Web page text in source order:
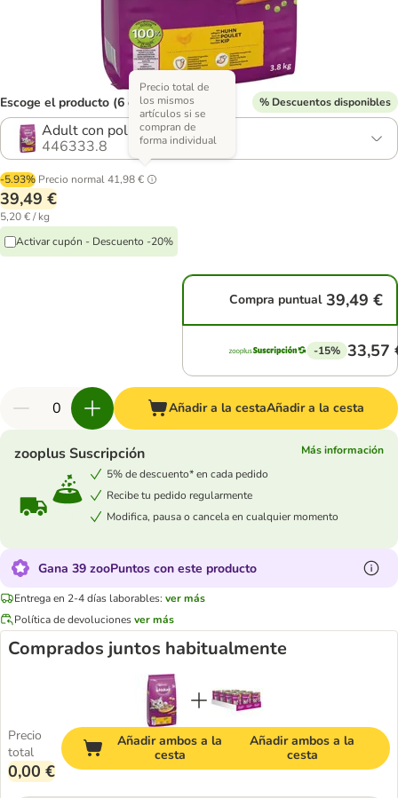
Escoge el producto (6 opciones) % Descuentos disponibles
Adult con pollo (2 x 3,8 kg)
446333.8
-5.93% Precio normal41,98 €
Precio total de
los mismos
artículos si se
compran de
forma individual
39,49 €
5,20 € / kg
Activar cupón - Descuento -20%
Compra puntual 39,49 €
-15% 33,57
Añadir a la cestaAñadir a la cesta
zooplus Suscripción
Más información
5% de descuento* en cada pedido
Recibe tu pedido regularmente
Modifica, pausa o cancela en cualquier momento
Gana 39 zooPuntos con este producto
Entrega en 2-4 días laborables: ver más
Política de devolucionesver más
Comprados juntos habitualmente
Precio
total
0,00 €
Añadir ambos a la
cesta
Añadir ambos a la
cesta